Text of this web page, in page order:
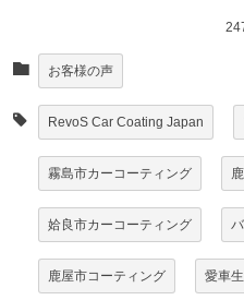
お客様の声
RevoS Car Coating Japan
霧島市カーコーティング
姶良市カーコーティング
鹿屋市コーティング 愛車